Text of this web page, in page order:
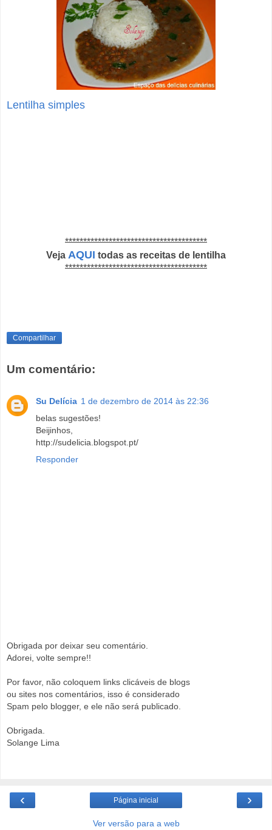
Lentilha simples
***************************************
Veja AQUI todas as receitas de lentilha
***************************************
Compartilhar
Um comentário:
Su Delícia 1 de dezembro de 2014 às 22:36
belas sugestões!
Beijinhos,
http://sudelicia.blogspot.pt/
Responder
Obrigada por deixar seu comentário.
Adorei, volte sempre!!
Por favor, não coloquem links clicáveis de blogs
ou sites nos comentários, isso é considerado
Spam pelo blogger, e ele não será publicado.
Obrigada.
Solange Lima
‹ ›
Página inicial
Ver versão para a web